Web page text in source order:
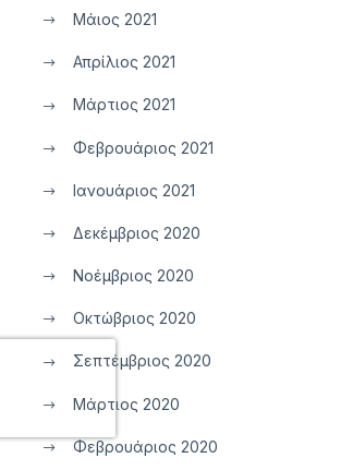
Μάιος 2021
Απρίλιος 2021
Μάρτιος 2021
Φεβρουάριος 2021
Ιανουάριος 2021
Δεκέμβριος 2020
Νοέμβριος 2020
Οκτώβριος 2020
Σεπτέμβριος 2020
Μάρτιος 2020
Φεβρουάριος 2020